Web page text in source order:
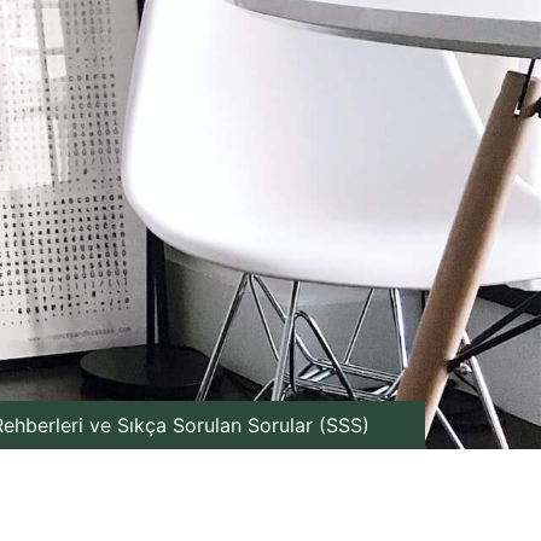
ve Sıkça Sorulan Sorular (SSS)